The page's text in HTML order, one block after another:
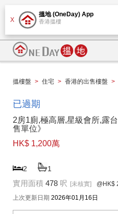
X
搵地 (OneDay) App
香港搵樓
搵樓盤 > 住宅 > 香港的出售樓盤 >
已過期
2房1廁,極高層,星級會所,露
售單位》
HK$ 1,200萬
2 1
實用面積 478 呎 [未核實] @HK$
上次更新日期 2026年01月16日